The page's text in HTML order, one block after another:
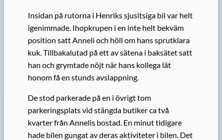
Insidan på rutorna i Henriks sjusitsiga bil var helt
igenimmade. Ihopkrupen i en inte helt bekväm
position satt Anneli och höll om hans sprutklara
kuk. Tillbakalutad på ett av sätena i baksätet satt
han och grymtade nöjt när hans kollega lät
honom få en stunds avslappning.
De stod parkerade på en i övrigt tom
parkeringsplats vid stängda butiker ca två
kvarter från Annelis bostad. En minut tidigare
hade bilen gungat av deras aktiviteter i bilen. Det